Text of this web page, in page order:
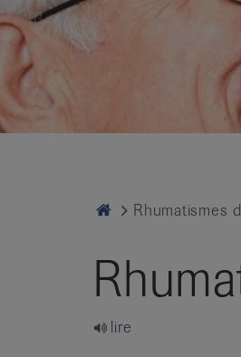
it
Home
Rhumatismes
lire